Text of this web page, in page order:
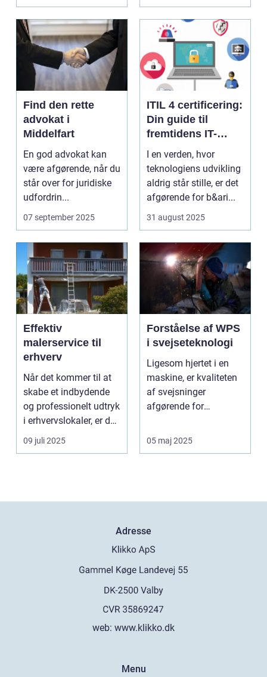
Find den rette
advokat i
Middelfart
En god advokat kan
være afgørende, når du
står over for juridiske
udfordrin...
07 september 2025
ITIL 4 certificering:
Din guide til
fremtidens IT-
service
management
I en verden, hvor
teknologiens udvikling
aldrig står stille, er det
afgørende for b&ari...
31 august 2025
Effektiv
malerservice til
erhverv
Når det kommer til at
skabe et indbydende
og professionelt udtryk
i erhvervslokaler, er det
af...
09 juli 2025
Forståelse af WPS
i svejseteknologi
Ligesom hjertet i en
maskine, er kvaliteten
af svejsninger
afgørende for
05 maj 2025
Adresse
web: www.klikko.dk
Menu